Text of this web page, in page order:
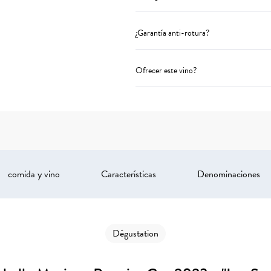
¿Garantía anti-rotura?
Ofrecer este vino?
comida y vino Características Denominaciones
Dégustation